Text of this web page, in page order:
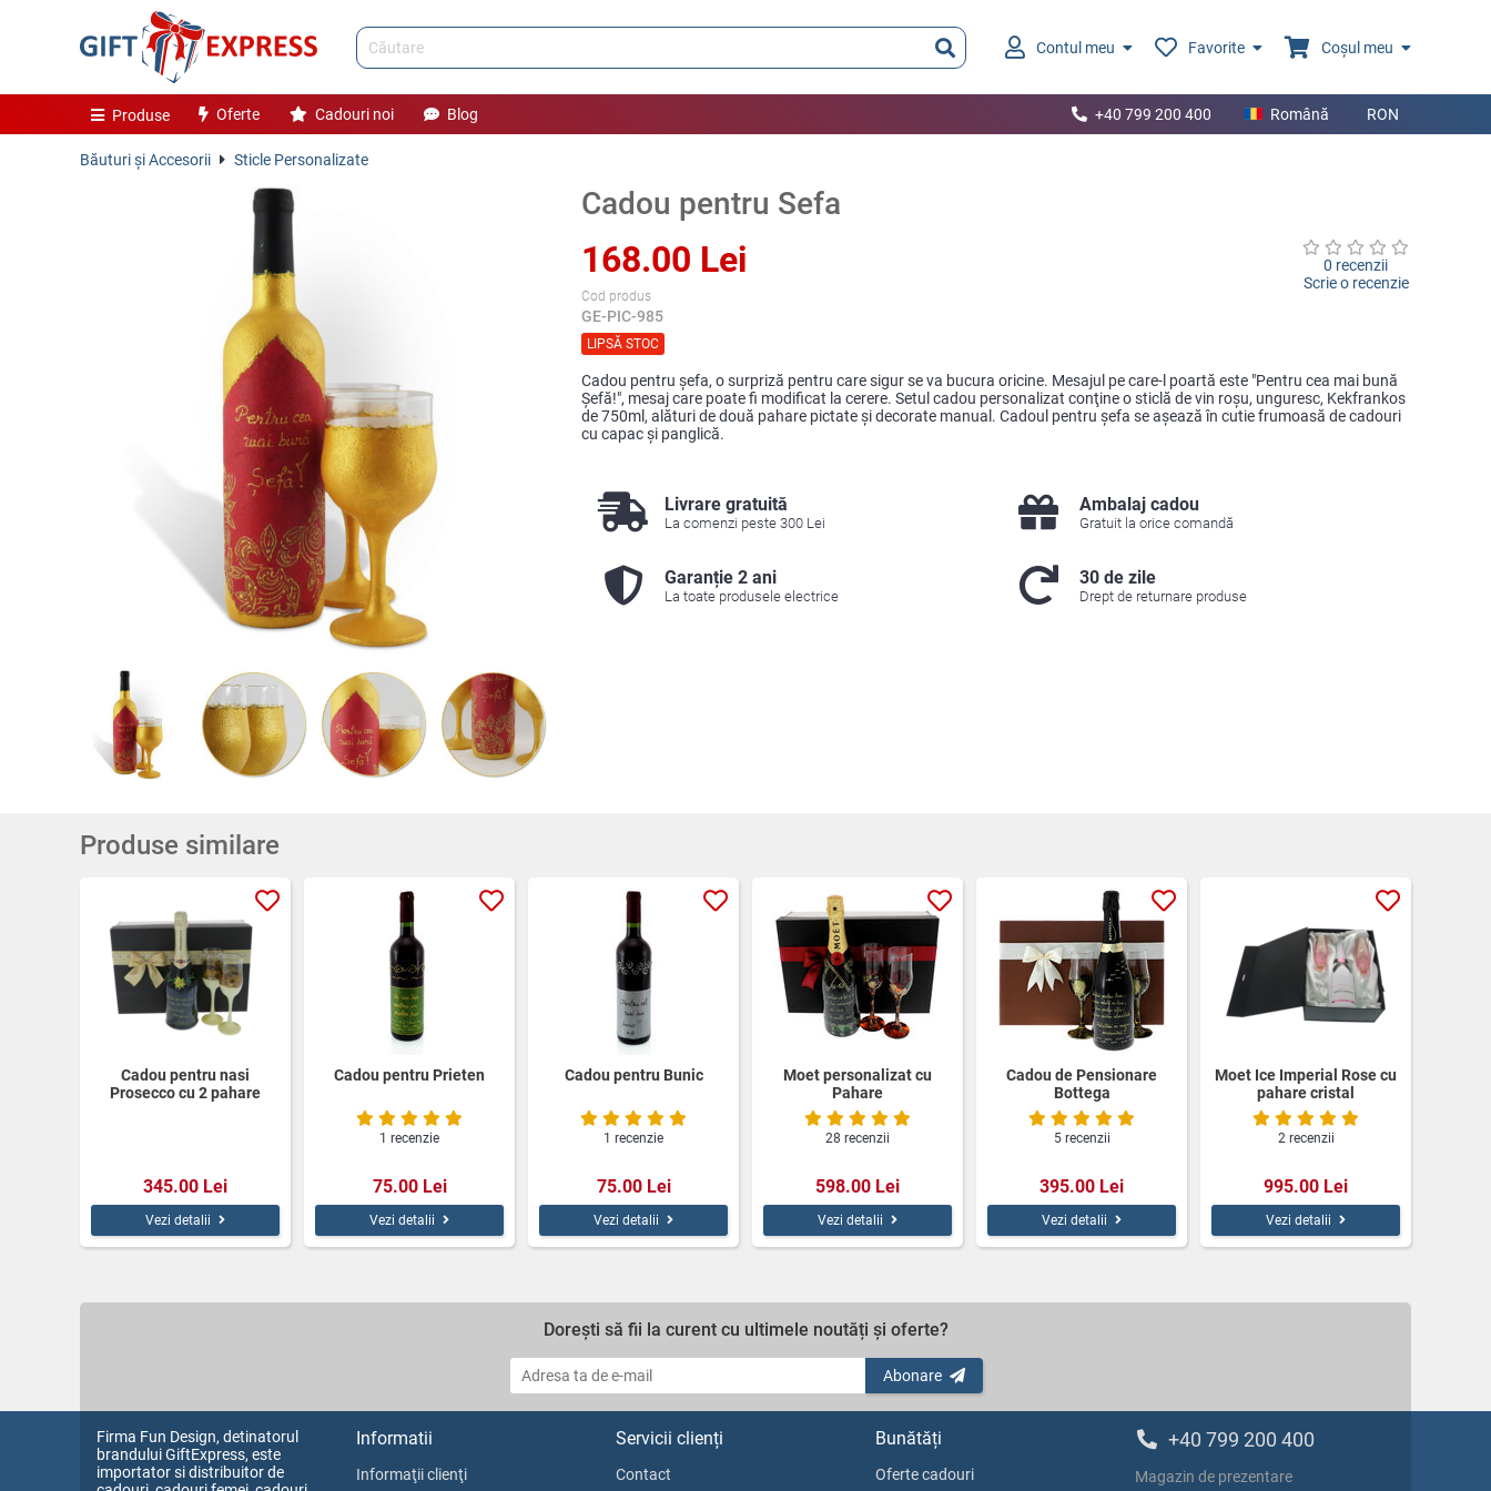
Contul meu Favorite Coșul meu
Produse Oferte Cadouri noi Blog +40 799 200 400 Română RON
Băuturi și Accesorii Sticle Personalizate
Cadou pentru Sefa
168.00 Lei
Cod produs
GE-PIC-985
LIPSĂ STOC
0 recenzii
Scrie o recenzie
Cadou pentru şefa, o surpriză pentru care sigur se va bucura oricine. Mesajul pe care-l poartă este "Pentru cea mai bună
Şefă!", mesaj care poate fi modificat la cerere. Setul cadou personalizat conţine o sticlă de vin roşu, unguresc, Kekfrankos
de 750ml, alături de două pahare pictate şi decorate manual. Cadoul pentru şefa se aşează în cutie frumoasă de cadouri
cu capac şi panglică.
Livrare gratuită
La comenzi peste 300 Lei
Ambalaj cadou
Gratuit la orice comandă
Garanție 2 ani
La toate produsele electrice
30 de zile
Drept de returnare produse
Produse similare
Cadou pentru nasi
Prosecco cu 2 pahare
345.00 Lei
Vezi detalii
Cadou pentru Prieten
1 recenzie
75.00 Lei
Vezi detalii
Cadou pentru Bunic
1 recenzie
75.00 Lei
Vezi detalii
Moet personalizat cu
Pahare
28 recenzii
598.00 Lei
Vezi detalii
Cadou de Pensionare
Bottega
5 recenzii
395.00 Lei
Vezi detalii
Moet Ice Imperial Rose cu
pahare cristal
2 recenzii
995.00 Lei
Vezi detalii
Dorești să fii la curent cu ultimele noutăți și oferte?
Abonare
Firma Fun Design, detinatorul
brandului GiftExpress, este
importator si distribuitor de
Informatii
Informaţii clienţi
Servicii clienți
Contact
Bunătăți
Oferte cadouri
+40 799 200 400
Magazin de prezentare